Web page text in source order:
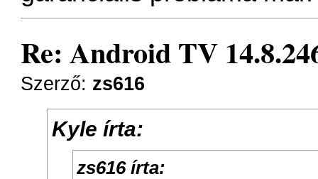
Re: Android TV
Szerző: zs616
Kyle írta:
zs616 írta: